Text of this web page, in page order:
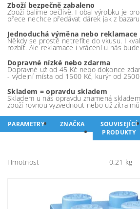
Zboží bezpečně zabaleno
Zboží balíme pečlivě. I obal výrobku je
přece nechce předávat dárek jak z
Jednoduchá výměna nebo reklamace
Někdy se prostě netrefíte do vkusu. I
rozbít. Ale reklamace i vrácení u nás
Dopravné nízké nebo zdarma
Dopravné už od 45 Kč nebo dokonce
- výdejní místa od 1500 Kč, kurýr od
Skladem = opravdu skladem
Skladem u nás opravdu znamená
zboží rovnou vyzvednout nebo už zítra
PARAMETRY ZNAČKA
SOUVISEJÍCÍ
PRODUKTY
Hmotnost 0.21 kg